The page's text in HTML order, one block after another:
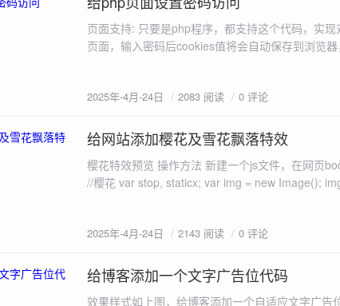
2025-4-24
页面支持: 只要是php程序，都支持这个代码，实
页面，输入密码后cookies值将会自动保存到浏览
2025年-4月-24日 2083 阅读 0 评论
2025-4-24
给网站添加樱花及雪花飘落特效
樱花特效预览 操作方法 新建一个js文件，在网页body后面引入即可。 script
//樱花 var stop, staticx; var img = new Image();
2025年-4月-24日 2143 阅读 0 评论
2025-4-24
给博客添加一个文字广告位代码
效果样式如上图，给博客添加一个自适应文字广告